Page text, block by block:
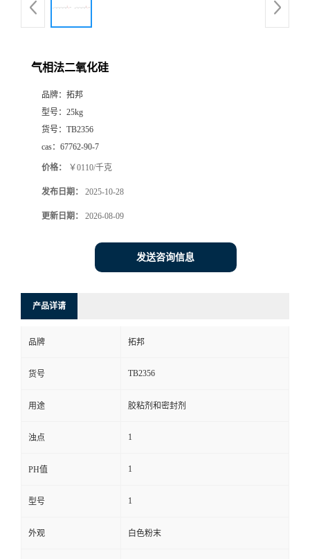
气相法二氧化硅
品牌： 拓邦
型号： 25kg
货号： TB2356
cas： 67762-90-7
价格： ￥0110/千克
发布日期： 2025-10-28
更新日期： 2026-08-09
发送咨询信息
产品详请
品牌 拓邦
货号 TB2356
用途 胶粘剂和密封剂
浊点 1
PH值 1
型号 1
外观 白色粉末